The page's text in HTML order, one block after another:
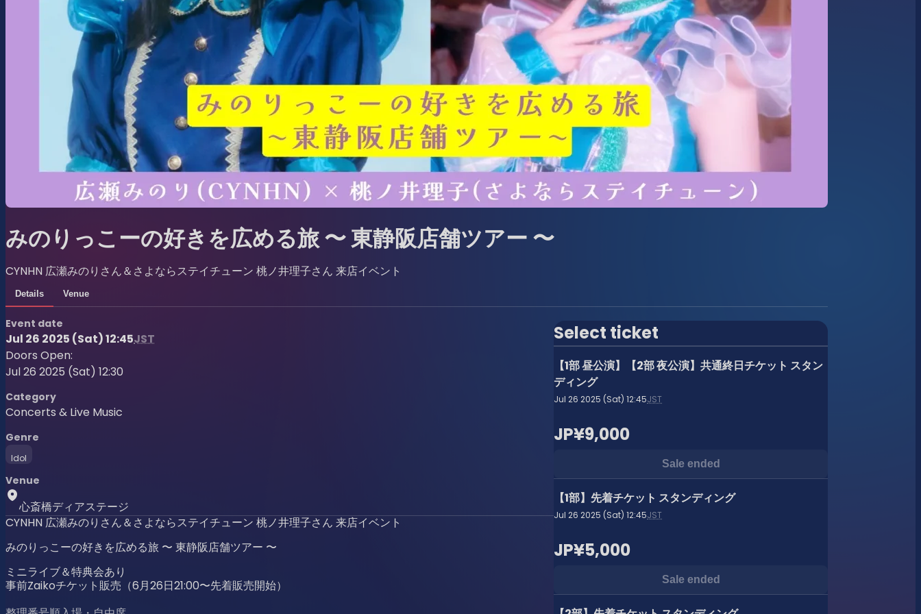
みのりっこーの好きを広める旅 〜 東静阪店舗ツアー 〜
CYNHN 広瀬みのりさん＆さよならステイチューン 桃ノ井理⼦さん 来店イベント
Details Venue
Event date
Jul 26 2025 (Sat) 12:45JST
Doors Open:
Jul 26 2025 (Sat) 12:30
Category
Concerts & Live Music
Genre
Idol
Venue
心斎橋ディアステージ
CYNHN 広瀬みのりさん＆さよならステイチューン 桃ノ井理⼦さん 来店イベント
みのりっこーの好きを広める旅 〜 東静阪店舗ツアー 〜
ミニライブ＆特典会あり
事前Zaikoチケット販売（6月26日21:00〜先着販売開始）
Select ticket
【1部 昼公演】【2部 夜公演】共通終日チケット スタン
ディング
Jul 26 2025 (Sat) 12:45JST
JP¥9,000
Sale ended
【1部】先着チケット スタンディング
Jul 26 2025 (Sat) 12:45JST
JP¥5,000
Sale ended